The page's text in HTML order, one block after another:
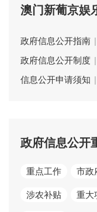
澳门新葡京娱
政府信息公开指南 |
政府信息公开制度 |
信息公开申请须知 |
政府信息公开
重点工作 市政
涉农补贴 重大